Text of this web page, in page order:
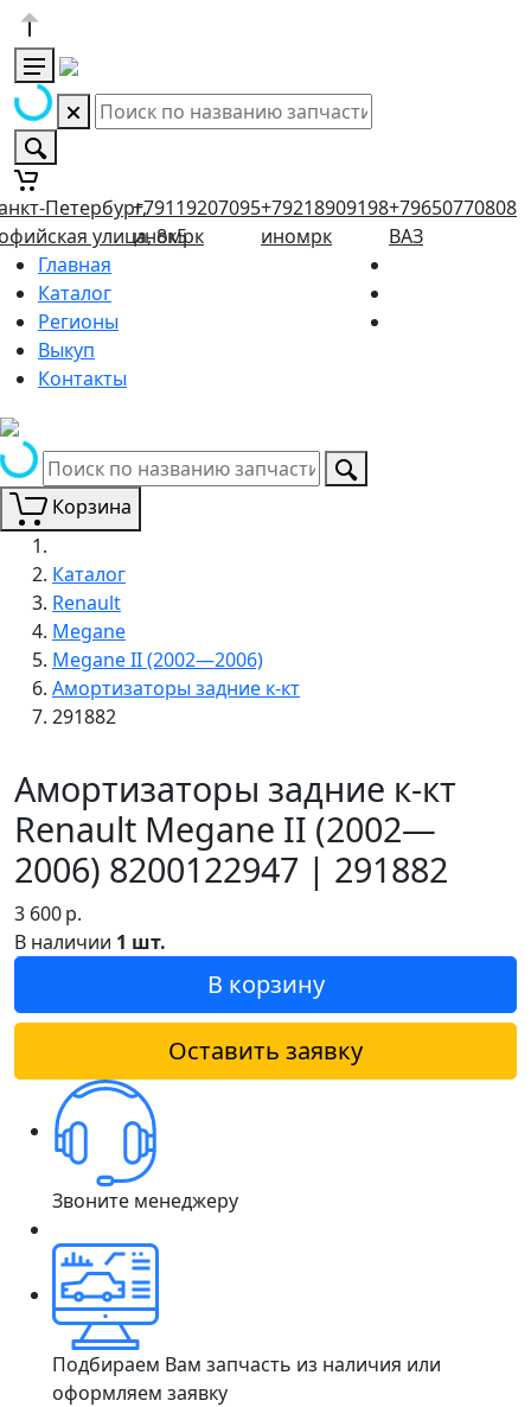
Петербург,
улица, 8к5
+79119207095
иномрк
+79218909198
иномрк
+79650770808
ВАЗ
Главная
Каталог
Регионы
Выкуп
Контакты
Корзина
Каталог
Renault
Megane
Megane II (2002—2006)
Амортизаторы задние к-кт
291882
Амортизаторы задние к-кт
Renault Megane II (2002—
2006) 8200122947 | 291882
3 600р.
В наличии 1 шт.
В корзину
Оставить заявку
Звоните менеджеру
Подбираем Вам запчасть из наличия или
оформляем заявку